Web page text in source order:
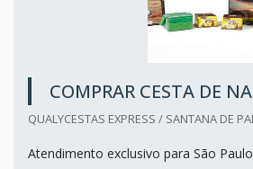
COMPRAR CESTA DE
QUALYCESTAS EXPRESS / SANTANA DE
Atendimento exclusivo para São Paulo